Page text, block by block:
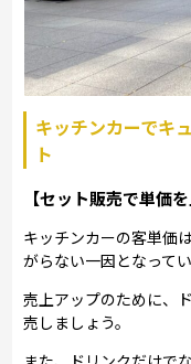
キッチンカーでキ
ト
【セット販売で単価を
キッチンカーの客単価
がらない一因となってい
売上アップのために、
売しましょう。